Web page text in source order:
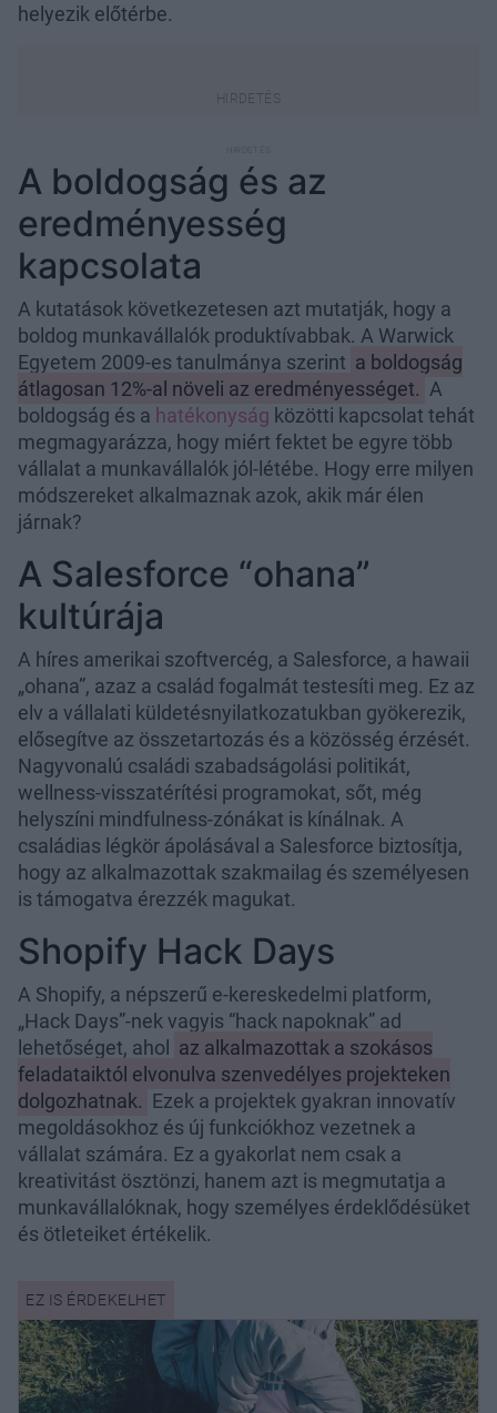
helyezik előtérbe.
A boldogság és az
eredményesség
kapcsolata
A kutatások következetesen azt mutatják, hogy a
boldog munkavállalók produktívabbak. A Warwick
Egyetem 2009-es tanulmánya szerint a boldogság
átlagosan 12%-al növeli az eredményességet. A
boldogság és a hatékonyság közötti kapcsolat tehát
megmagyarázza, hogy miért fektet be egyre több
vállalat a munkavállalók jól-létébe. Hogy erre milyen
módszereket alkalmaznak azok, akik már élen
járnak?
A Salesforce “ohana”
kultúrája
A híres amerikai szoftvercég, a Salesforce, a hawaii
„ohana”, azaz a család fogalmát testesíti meg. Ez az
elv a vállalati küldetésnyilatkozatukban gyökerezik,
elősegítve az összetartozás és a közösség érzését.
Nagyvonalú családi szabadságolási politikát,
wellness-visszatérítési programokat, sőt, még
helyszíni mindfulness-zónákat is kínálnak. A
családias légkör ápolásával a Salesforce biztosítja,
hogy az alkalmazottak szakmailag és személyesen
is támogatva érezzék magukat.
Shopify Hack Days
A Shopify, a népszerű e-kereskedelmi platform,
„Hack Days”-nek vagyis “hack napoknak” ad
lehetőséget, ahol az alkalmazottak a szokásos
feladataiktól elvonulva szenvedélyes projekteken
dolgozhatnak. Ezek a projektek gyakran innovatív
megoldásokhoz és új funkciókhoz vezetnek a
vállalat számára. Ez a gyakorlat nem csak a
kreativitást ösztönzi, hanem azt is megmutatja a
munkavállalóknak, hogy személyes érdeklődésüket
és ötleteiket értékelik.